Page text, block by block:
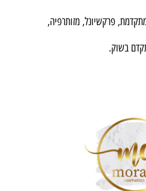
פרקשיונל, מזותרפיה,
בשוק.